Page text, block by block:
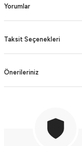
Yorumlar
Taksit Seçenekleri
Önerileriniz